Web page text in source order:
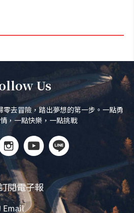
Us
去冒險，踏出夢想的第一步。一點勇
，一點快樂，一點挑戰
閱電子報